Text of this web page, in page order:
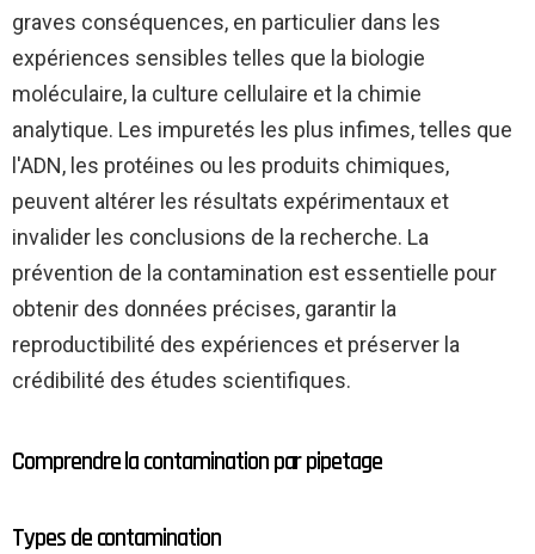
graves conséquences, en particulier dans les
expériences sensibles telles que la biologie
moléculaire, la culture cellulaire et la chimie
analytique. Les impuretés les plus infimes, telles que
l'ADN, les protéines ou les produits chimiques,
peuvent altérer les résultats expérimentaux et
invalider les conclusions de la recherche. La
prévention de la contamination est essentielle pour
obtenir des données précises, garantir la
reproductibilité des expériences et préserver la
crédibilité des études scientifiques.
Comprendre la contamination par pipetage
Types de contamination